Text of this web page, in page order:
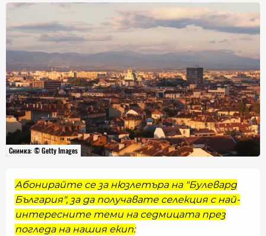
Снимка: © Getty Images
Абонирайте се за нюзлетъра на "Булевард
България", за да получавате селекция с най-
интересните теми на седмицата през
погледа на нашия екип: